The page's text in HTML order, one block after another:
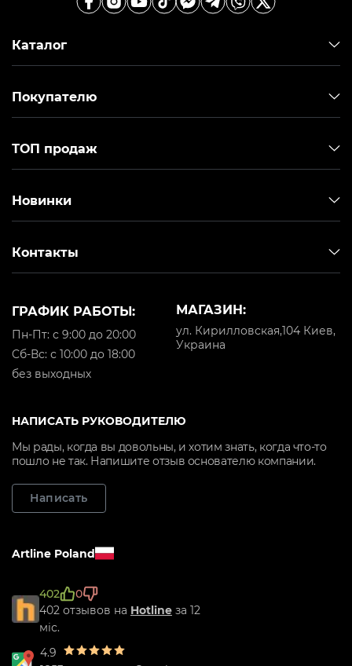
Каталог
Покупателю
ТОП продаж
Новинки
Контакты
МАГАЗИН:
ул. Кирилловская,104 Киев,
Украина
ГРАФИК РАБОТЫ:
Пн-Пт: с 9:00 до 20:00
Cб-Вс: с 10:00 до 18:00
без выходных
НАПИСАТЬ РУКОВОДИТЕЛЮ
Мы рады, когда вы довольны, и хотим знать, когда что-то
пошло не так. Напишите отзыв основателю компании.
Написать
Artline Poland
402
0
402 отзывов на Hotline за 12
міс.
4.9